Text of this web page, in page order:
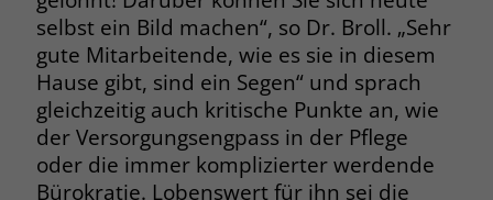
selbst ein Bild machen“, so Dr. Broll. „Sehr
gute Mitarbeitende, wie es sie in diesem
Hause gibt, sind ein Segen“ und sprach
gleichzeitig auch kritische Punkte an, wie
der Versorgungsengpass in der Pflege
oder die immer komplizierter werdende
Bürokratie. Lobenswert für ihn sei die
Anbieter Google Ads
Laufzeit 90 Tage
Dieses Cookie wird gesetzt, wenn ein
User über einen Klick auf eine Google
Werbeanzeige auf die Website gelangt.